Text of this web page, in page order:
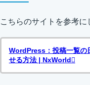
こちらのサイトを参考に
WordPress：投稿一覧の
せる方法 | NxWorld